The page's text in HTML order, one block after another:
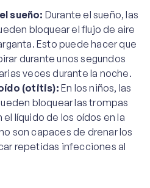
sueño: Durante el sueño, las
bloquear el flujo de aire
Esto puede hacer que
durante unos segundos
veces durante la noche.
(otitis): En los niños, las
bloquear las trompas
líquido de los oídos en la
son capaces de drenar los
repetidas infecciones al